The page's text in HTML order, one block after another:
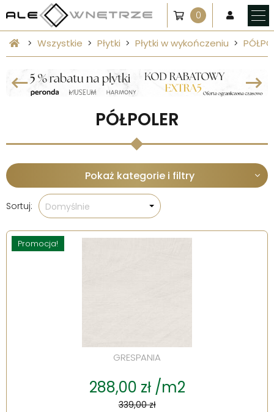
0
Wszystkie Płytki Płytki w wykończeniu
PÓŁPOLER
Pokaż kategorie i filtry
Sortuj: Domyślnie
Promocja!
GRESPANIA
288,00 zł /m2
339,00 zł